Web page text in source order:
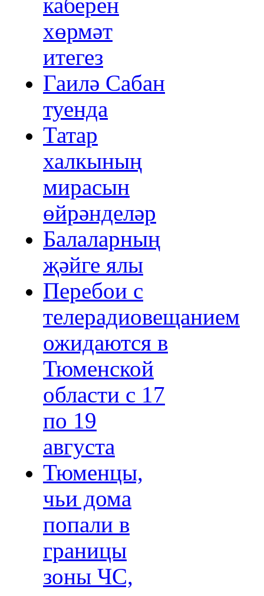
каберен
хөрмәт
итегез
Гаилә Сабан
туенда
Татар
халкының
мирасын
өйрәнделәр
Балаларның
җәйге ялы
Перебои с
телерадиовещанием
ожидаются в
Тюменской
области с 17
по 19
августа
Тюменцы,
чьи дома
попали в
границы
зоны ЧС,